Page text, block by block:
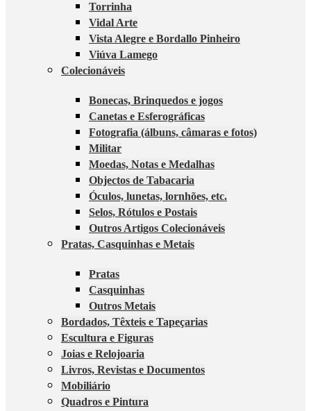
Torrinha
Vidal Arte
Vista Alegre e Bordallo Pinheiro
Viúva Lamego
Colecionáveis
Bonecas, Brinquedos e jogos
Canetas e Esferográficas
Fotografia (álbuns, câmaras e fotos)
Militar
Moedas, Notas e Medalhas
Objectos de Tabacaria
Óculos, lunetas, lornhões, etc.
Selos, Rótulos e Postais
Outros Artigos Colecionáveis
Pratas, Casquinhas e Metais
Pratas
Casquinhas
Outros Metais
Bordados, Têxteis e Tapeçarias
Escultura e Figuras
Joias e Relojoaria
Livros, Revistas e Documentos
Mobiliário
Quadros e Pintura